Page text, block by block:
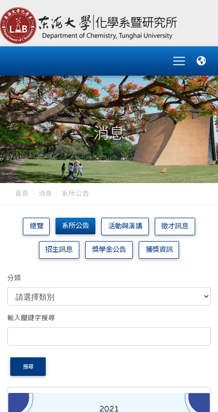
消息
首頁 消息 系所公告
總覽 系所公告 活動與演講 徵才訊息
招生訊息 獎學金公告 獲獎資訊
分類
輸入關鍵字搜尋
搜尋